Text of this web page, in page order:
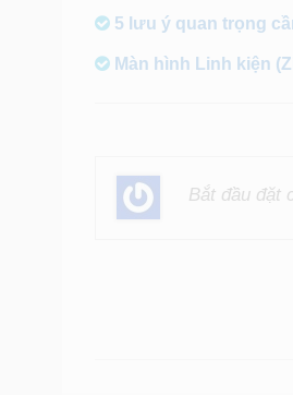
5 lưu ý quan trọng
Màn hình Linh kiện